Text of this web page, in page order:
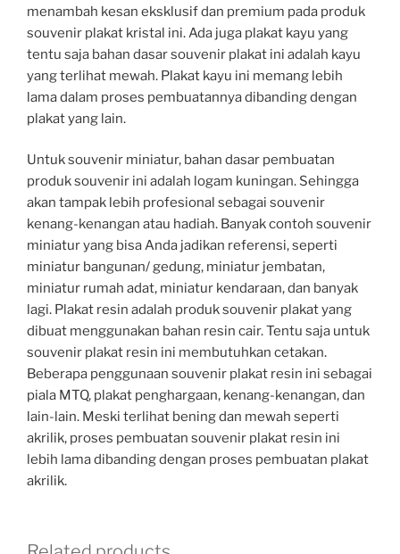
menambah kesan eksklusif dan premium pada produk
souvenir plakat kristal ini. Ada juga plakat kayu yang
tentu saja bahan dasar souvenir plakat ini adalah kayu
yang terlihat mewah. Plakat kayu ini memang lebih
lama dalam proses pembuatannya dibanding dengan
plakat yang lain.
Untuk souvenir miniatur, bahan dasar pembuatan
produk souvenir ini adalah logam kuningan. Sehingga
akan tampak lebih profesional sebagai souvenir
kenang-kenangan atau hadiah. Banyak contoh souvenir
miniatur yang bisa Anda jadikan referensi, seperti
miniatur bangunan/ gedung, miniatur jembatan,
miniatur rumah adat, miniatur kendaraan, dan banyak
lagi. Plakat resin adalah produk souvenir plakat yang
dibuat menggunakan bahan resin cair. Tentu saja untuk
souvenir plakat resin ini membutuhkan cetakan.
Beberapa penggunaan souvenir plakat resin ini sebagai
piala MTQ, plakat penghargaan, kenang-kenangan, dan
lain-lain. Meski terlihat bening dan mewah seperti
akrilik, proses pembuatan souvenir plakat resin ini
lebih lama dibanding dengan proses pembuatan plakat
akrilik.